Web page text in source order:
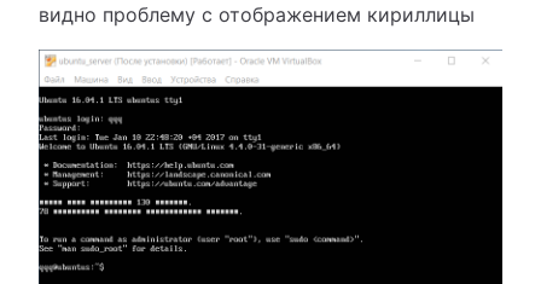
видно проблему с отображением кириллицы